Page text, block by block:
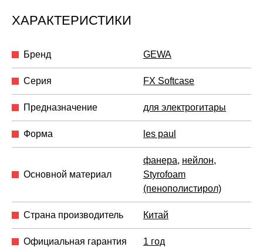
ХАРАКТЕРИСТИКИ
Бренд GEWA
Серия FX Softcase
Предназначение для электрогитары
Форма les paul
Основной материал
фанера, нейлон,
Styrofoam
(пенополистирол)
Страна производитель Китай
Официальная гарантия 1 год